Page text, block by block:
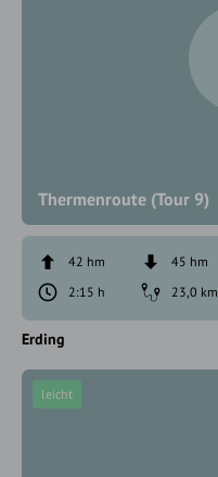
Thermenroute (Tour 9)
42 hm
45 hm
2:15 h
23,0 km
Erding
leicht